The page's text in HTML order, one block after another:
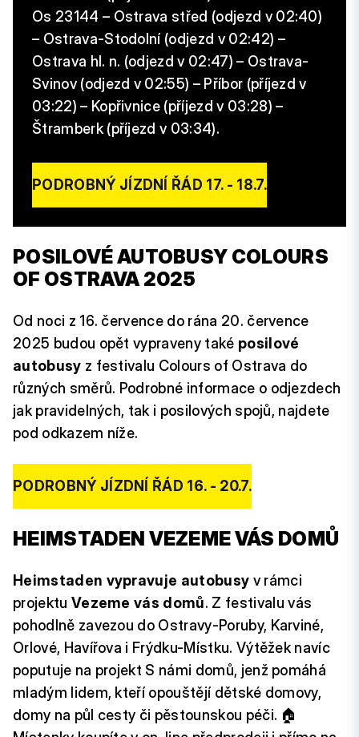
Os 23144 – Ostrava střed (odjezd v 02:40)
– Ostrava-Stodolní (odjezd v 02:42) –
Ostrava hl. n. (odjezd v 02:47) – Ostrava-
Svinov (odjezd v 02:55) – Příbor (příjezd v
03:22) – Kopřivnice (příjezd v 03:28) –
Štramberk (příjezd v 03:34).
PODROBNÝ JÍZDNÍ ŘÁD 17. - 18.7.
POSILOVÉ AUTOBUSY COLOURS
OF OSTRAVA 2025
Od noci z 16. července do rána 20. července
2025 budou opět vypraveny také posilové
autobusy z festivalu Colours of Ostrava do
různých směrů. Podrobné informace o odjezdech
jak pravidelných, tak i posilových spojů, najdete
pod odkazem níže.
PODROBNÝ JÍZDNÍ ŘÁD 16. - 20.7.
HEIMSTADEN VEZEME VÁS DOMŮ
Heimstaden vypravuje autobusy v rámci
projektu Vezeme vás domů. Z festivalu vás
pohodlně zavezou do Ostravy-Poruby, Karviné,
Orlové, Havířova i Frýdku-Místku. Výtěžek navíc
poputuje na projekt S námi domů, jenž pomáhá
mladým lidem, kteří opouštějí dětské domovy,
domy na půl cesty či pěstounskou péči. 🏠